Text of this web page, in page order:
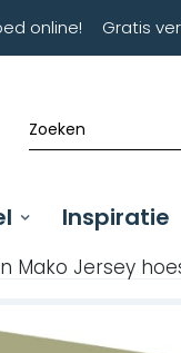
online! Gratis
Inspiratie
Mako Jersey